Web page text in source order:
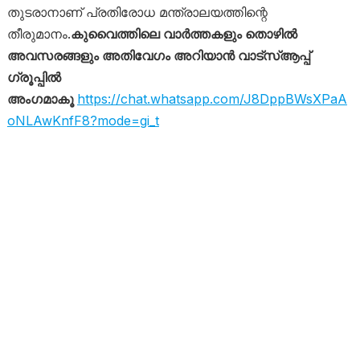
തുടരാനാണ് പ്രതിരോധ മന്ത്രാലയത്തിന്റെ
തീരുമാനം.കുവൈത്തിലെ വാർത്തകളും തൊഴിൽ
അവസരങ്ങളും അതിവേഗം അറിയാൻ വാട്സ്ആപ്പ്
ഗ്രൂപ്പിൽ
അംഗമാകൂ https://chat.whatsapp.com/J8DppBWsXPaA
oNLAwKnfF8?mode=gi_t